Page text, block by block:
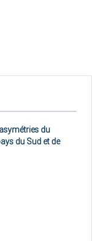
du
du Sud et de